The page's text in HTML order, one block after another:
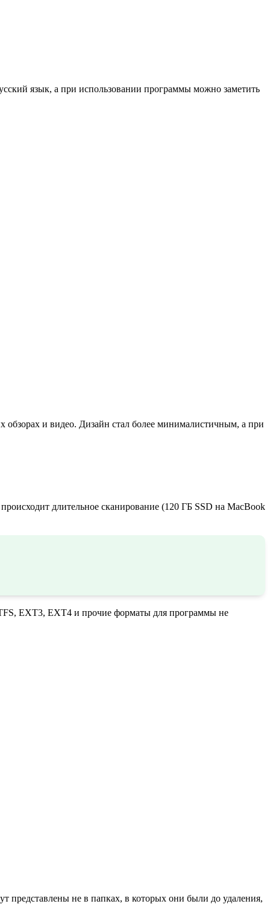
язык, а при использовании программы можно заметить
обзорах и видео. Дизайн стал более минималистичным, а при
длительное сканирование (120 ГБ SSD на MacBook
EXT3, EXT4 и прочие форматы для программы не
представлены не в папках, в которых они были до удаления,